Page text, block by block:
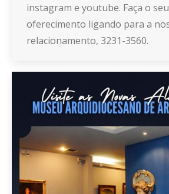
instagram e youtube. Faça o
oferecimento ligando para a
relacionamento, 3231-3560.